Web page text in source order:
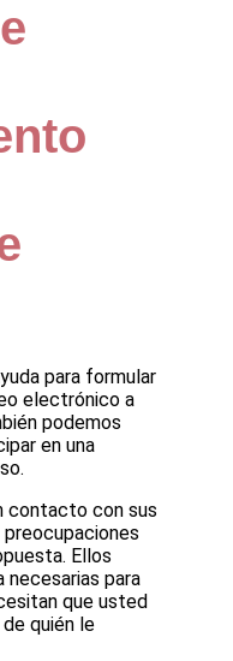
para formular
electrónico a
podemos
en una
contacto con sus
Ellos
necesarias para
que usted
quién le